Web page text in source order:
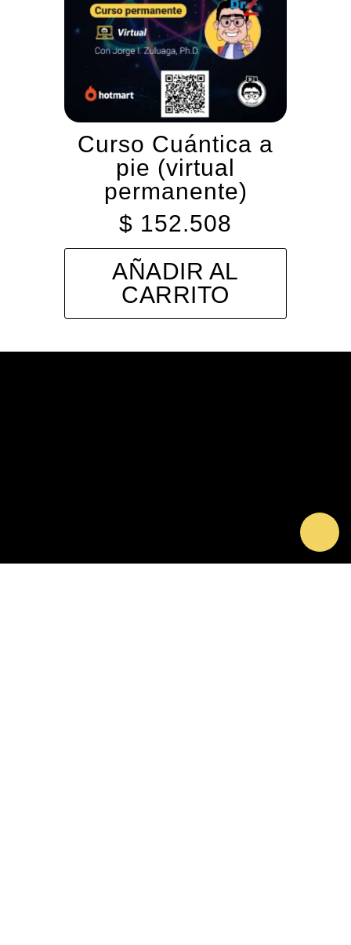
Curso Cuántica a
pie (virtual
permanente)
$ 152.508
AÑADIR AL
CARRITO